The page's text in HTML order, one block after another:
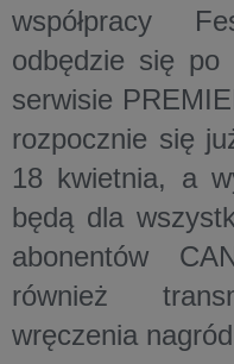
współpracy
odbędzie się
serwisie
rozpocznie się
18 kwietnia, a
będą dla
abonentów
również
wręczenia